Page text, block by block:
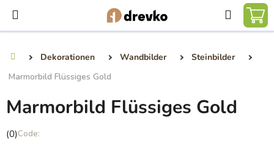
Inhalt
springen
Suchen
Dekorationen Wandbilder
Steinbilder
Marmorbild Flüssiges Gold
Marmorbild Flüssiges Gold
Die
(0)